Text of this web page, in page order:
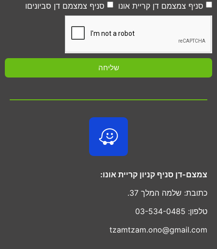
סניף צמצמם דן קריית אונו סניף צמצמם דן סביוניםו
שליחה
צמצם-דן סניף קניון קריית אונו:
כתובת: שלמה המלך 37.
טלפון: 03-534-0485
tzamtzam.ono@gmail.com